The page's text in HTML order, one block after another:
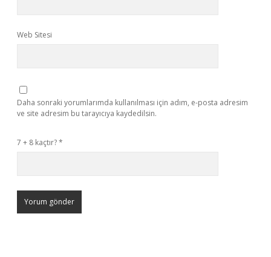
Web Sitesi
Daha sonraki yorumlarımda kullanılması için adım, e-posta adresim
ve site adresim bu tarayıcıya kaydedilsin.
7 + 8 kaçtır?*